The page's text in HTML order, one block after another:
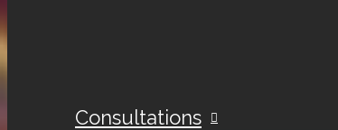
Consultations